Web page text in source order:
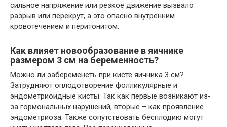
сильное напряжение или резкое движение вызвало
разрыв или перекрут, а это опасно внутренним
кровотечением и перитонитом.
Как влияет новообразование в яичнике
размером 3 см на беременность?
Можно ли забеременеть при кисте яичника 3 см?
Затрудняют оплодотворение фолликулярные и
эндометриоидные кисты. Так как первые возникают из-
за гормональных нарушений, вторые – как проявление
эндометриоза. Также сопутствовать бесплодию могут